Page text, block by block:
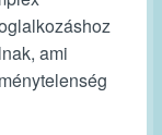
ami